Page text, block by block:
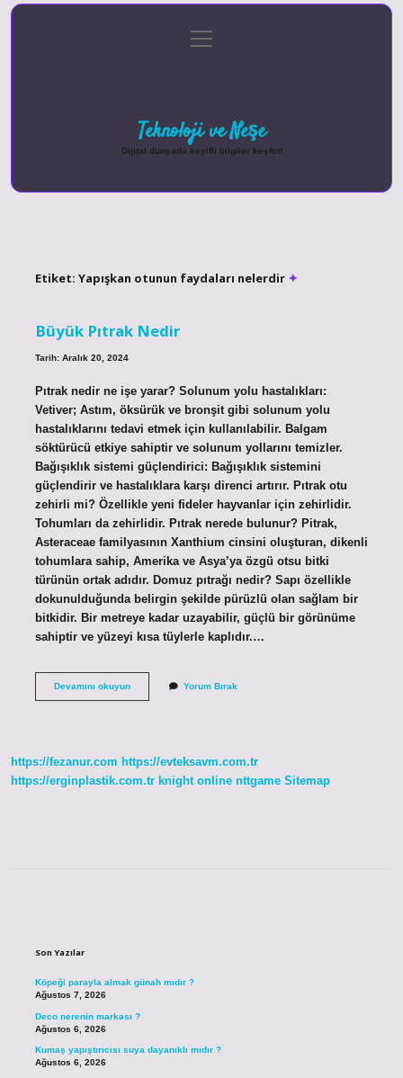
Gizlilik Politikası
menüyü
aç
Teknoloji ve Neşe
Dijital dünyada keyifli bilgiler keşfet!
Etiket: Yapışkan otunun faydaları nelerdir
Büyük Pıtrak Nedir
Tarih: Aralık 20, 2024
Pıtrak nedir ne işe yarar? Solunum yolu hastalıkları:
Vetiver; Astım, öksürük ve bronşit gibi solunum yolu
hastalıklarını tedavi etmek için kullanılabilir. Balgam
söktürücü etkiye sahiptir ve solunum yollarını temizler.
Bağışıklık sistemi güçlendirici: Bağışıklık sistemini
güçlendirir ve hastalıklara karşı direnci artırır. Pıtrak otu
zehirli mi? Özellikle yeni fideler hayvanlar için zehirlidir.
Tohumları da zehirlidir. Pıtrak nerede bulunur? Pitrak,
Asteraceae familyasının Xanthium cinsini oluşturan, dikenli
tohumlara sahip, Amerika ve Asya’ya özgü otsu bitki
türünün ortak adıdır. Domuz pıtrağı nedir? Sapı özellikle
dokunulduğunda belirgin şekilde pürüzlü olan sağlam bir
bitkidir. Bir metreye kadar uzayabilir, güçlü bir görünüme
sahiptir ve yüzeyi kısa tüylerle kaplıdır.…
Devamını okuyunBüyük
Yorum Bırak
https://fezanur.com https://evteksavm.com.tr
https://erginplastik.com.tr knight online nttgame Sitemap
Son Yazılar
Köpeği parayla almak günah mıdır ?
Ağustos 7, 2026
Deco nerenin markası ?
Ağustos 6, 2026
Kumaş yapıştırıcısı suya dayanıklı mıdır ?
Ağustos 6, 2026